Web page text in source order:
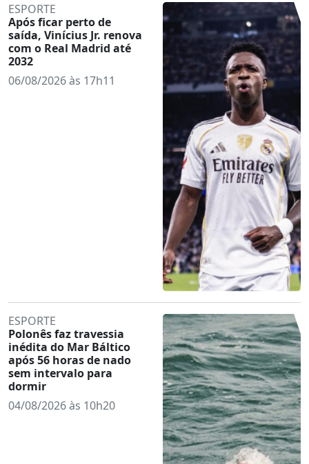
ESPORTE
Após ficar perto de
saída, Vinícius Jr. renova
com o Real Madrid até
2032
06/08/2026 às 17h11
ESPORTE
Polonês faz travessia
inédita do Mar Báltico
após 56 horas de nado
sem intervalo para
dormir
04/08/2026 às 10h20